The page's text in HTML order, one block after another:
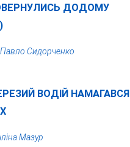
ДОДОМУ
Павло Сидорченко
ВОДІЙ
Мазур